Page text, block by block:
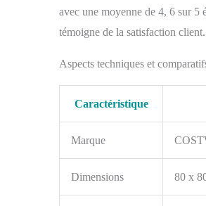
ou la
surface
à
livrée
avec une moyenne de 4, 6 sur 5
témoigne de la satisfaction client.
Aspects techniques et
Caractéristique
Marque
Dimensions 80 x